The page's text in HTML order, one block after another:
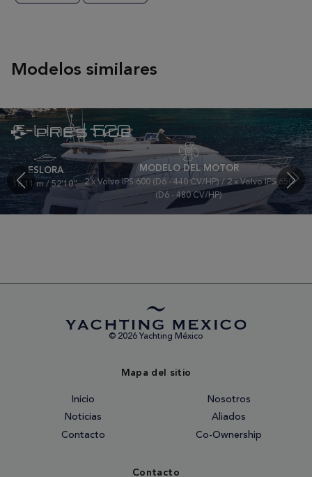
Modelos similares
F-Line | 520
ESLORA
16.11 m / 52'10"
MODELO DEL MOTOR
2 x Volvo IPS 600 (D6 - 440 CV/HP) / 2 x Volvo IPS 650
(D6 - 480 CV/HP)
© 2026 Yachting México
Mapa del sitio
Inicio
Nosotros
Noticias
Aliados
Contacto
Co-Ownership
Contacto